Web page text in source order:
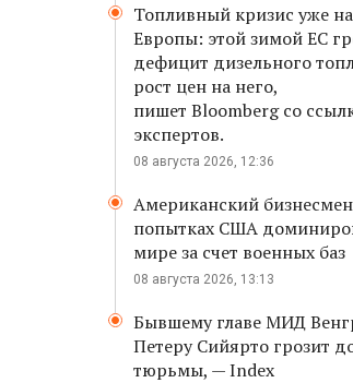
Топливный кризис уже
Европы: этой зимой ЕС
дефицит дизельного
рост цен на него,
пишет Bloomberg со
экспертов.
08 августа 2026, 12:36
Американский
попытках США
мире за счет военных баз
08 августа 2026, 13:13
Бывшему главе МИД
Петеру Сийярто грозит
тюрьмы, — Index